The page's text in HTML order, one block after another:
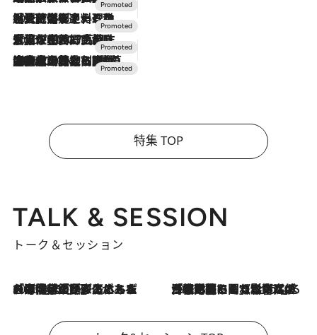
2026.7.24
【夏限定ディナーコース】旬を迎える稚鮎や花ズッキーニなどをイタリア・トスカーナの郷土料理の手法で満喫！
2026.7.17
「土佐和ハーブかき氷」がOMO7高知に登場！生姜、山椒、大葉など目にも舌にも涼を呼ぶ郷土の味
2026.7.10
NEW OPEN！【界 草津】名湯の地に誕生。趣の異なる2種の温泉と上州ならではの会席・蕎麦割烹など美食を味わう究極の癒やし旅
特集 TOP
TALK & SESSION
トーク＆セッション
2026.8.3
「今後値上げがあるとすれば…」「リスクがあるのは今年の冬」エネルギー専門家が語る、ホルムズ海峡封鎖が家庭にもたらす“ある心配” 2026.8.3
「住宅建てられない…」「サーチャージ料の高値が続いている」ホルムズ海峡封鎖による影響はいつまで続く？《エネルギー専門家に聞く“どうなる日本の暮らし”》